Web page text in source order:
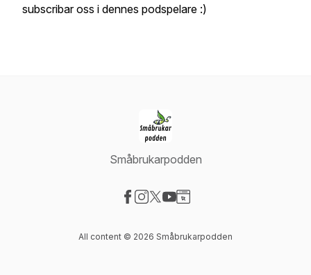
subscribar oss i dennes podspelare :)
Småbrukarpodden
All content © 2026 Småbrukarpodden